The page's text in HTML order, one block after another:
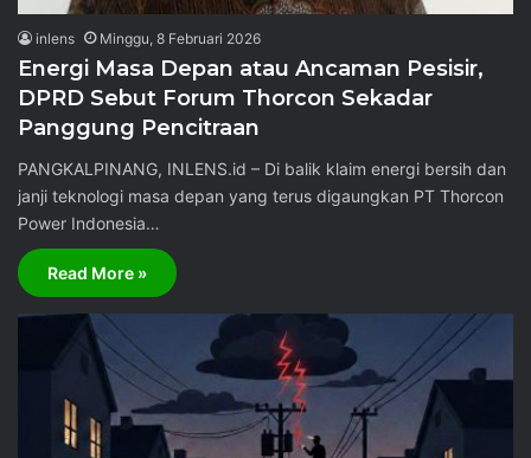
inlens Minggu, 8 Februari 2026
Energi Masa Depan atau Ancaman Pesisir,
DPRD Sebut Forum Thorcon Sekadar
Panggung Pencitraan
PANGKALPINANG, INLENS.id – Di balik klaim energi bersih dan
janji teknologi masa depan yang terus digaungkan PT Thorcon
Power Indonesia…
Read More »